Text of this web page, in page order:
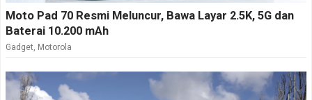
Moto Pad 70 Resmi Meluncur, Bawa Layar 2.5K, 5G dan
Baterai 10.200 mAh
Gadget, Motorola